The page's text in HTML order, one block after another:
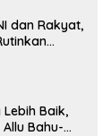
dan Rakyat,
Baik,
Bahu-